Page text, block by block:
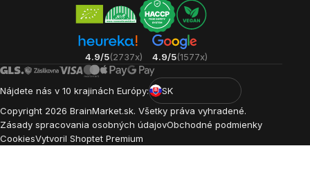
4.9/5(2737x) 4.9/5(1577x)
Nájdete nás v 10 krajinách Európy:
SK
Copyright 2026 BrainMarket.sk. Všetky práva vyhradené.
Zásady spracovania osobných údajovObchodné podmienky
CookiesVytvoril Shoptet Premium